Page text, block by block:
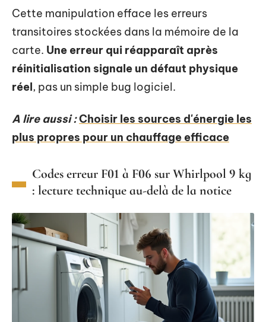
Cette manipulation efface les erreurs
transitoires stockées dans la mémoire de la
carte. Une erreur qui réapparaît après
réinitialisation signale un défaut physique
réel, pas un simple bug logiciel.
A lire aussi :Choisir les sources d'énergie les
plus propres pour un chauffage efficace
Codes erreur F01 à F06 sur Whirlpool 9 kg
: lecture technique au-delà de la notice